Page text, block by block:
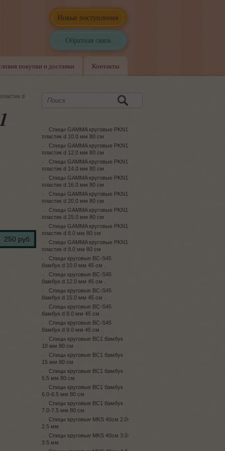
Новые поступления
Обратная связь
покупки и доставки Контакты
d
250 руб.
Спицы GAMMA круговые PKN1
пластик d 10.0 мм 80 см
Спицы GAMMA круговые PKN1
пластик d 12.0 мм 80 см
Спицы GAMMA круговые PKN1
пластик d 14.0 мм 80 см
Спицы GAMMA круговые PKN1
пластик d 16.0 мм 80 см
Спицы GAMMA круговые PKN1
пластик d 20.0 мм 80 см
Спицы GAMMA круговые PKN1
пластик d 25.0 мм 80 см
Спицы GAMMA круговые PKN1
пластик d 8.0 мм 80 см
Спицы GAMMA круговые PKN1
пластик d 9.0 мм 80 см
Спицы круговые BC-S45
бамбук d 10.0 мм 45 см .
Спицы круговые BC-S45
бамбук d 12.0 мм 45 см .
Спицы круговые BC-S45
бамбук d 15.0 мм 45 см .
Спицы круговые BC-S45
бамбук d 8.0 мм 45 см .
Спицы круговые BC-S45
бамбук d 9.0 мм 45 см .
Спицы круговые BC1 бамбук
10 мм 80 см
Спицы круговые BC1 бамбук
15 мм 80 см
Спицы круговые BC1 бамбук
5.5 мм 80 см
Спицы круговые BC1 бамбук
6.0-6.5 мм 80 см
Спицы круговые BC1 бамбук
7.0-7.5 мм 80 см
Спицы круговые MKS 40см 2.0-
2.5 мм
Спицы круговые MKS 40см 3.0-
3.5 мм